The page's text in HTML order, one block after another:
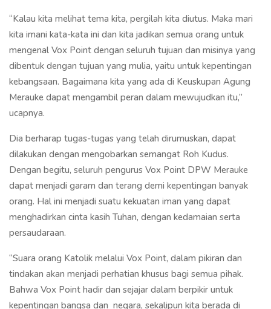
“Kalau kita melihat tema kita, pergilah kita diutus. Maka mari
kita imani kata-kata ini dan kita jadikan semua orang untuk
mengenal Vox Point dengan seluruh tujuan dan misinya yang
dibentuk dengan tujuan yang mulia, yaitu untuk kepentingan
kebangsaan. Bagaimana kita yang ada di Keuskupan Agung
Merauke dapat mengambil peran dalam mewujudkan itu,”
ucapnya.
Dia berharap tugas-tugas yang telah dirumuskan, dapat
dilakukan dengan mengobarkan semangat Roh Kudus.
Dengan begitu, seluruh pengurus Vox Point DPW Merauke
dapat menjadi garam dan terang demi kepentingan banyak
orang. Hal ini menjadi suatu kekuatan iman yang dapat
menghadirkan cinta kasih Tuhan, dengan kedamaian serta
persaudaraan.
“Suara orang Katolik melalui Vox Point, dalam pikiran dan
tindakan akan menjadi perhatian khusus bagi semua pihak.
Bahwa Vox Point hadir dan sejajar dalam berpikir untuk
kepentingan bangsa dan negara, sekalipun kita berada di